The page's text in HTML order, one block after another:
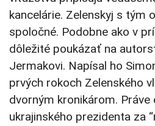
kancelárie. Zelenskyj s tým
spoločné. Podobne ako v
dôležité poukázať na
Jermakovi. Napísal ho
prvých rokoch Zelenského
dvorným kronikárom. Práve
ukrajinského prezidenta za